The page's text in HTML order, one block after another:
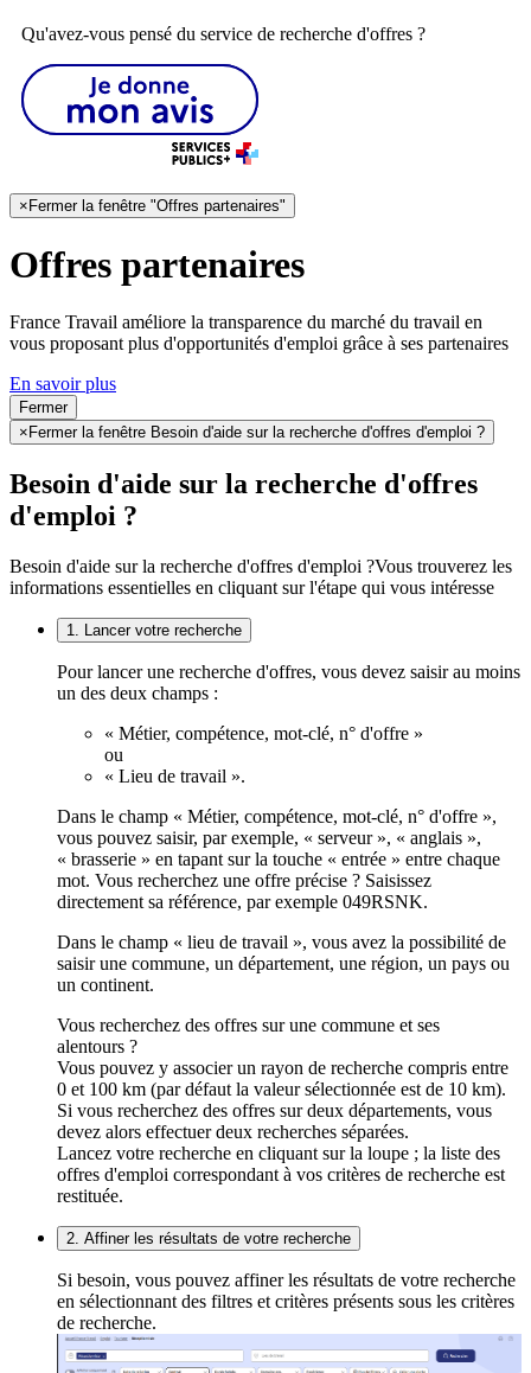
Qu'avez-vous pensé du service de recherche d'offres ?
×Fermer la fenêtre "Offres partenaires"
Offres partenaires
France Travail améliore la transparence du marché du travail en
vous proposant plus d'opportunités d'emploi grâce à ses partenaires
En savoir plus
Fermer
× Fermer la fenêtre Besoin d'aide sur la recherche d'offres d'emploi ?
Besoin d'aide sur la recherche d'offres
d'emploi ?
Besoin d'aide sur la recherche d'offres d'emploi ?Vous trouverez les
informations essentielles en cliquant sur l'étape qui vous intéresse
1. Lancer votre recherche
Pour lancer une recherche d'offres, vous devez saisir au moins
un des deux champs :
« Métier, compétence, mot-clé, n° d'offre »
ou
« Lieu de travail ».
Dans le champ « Métier, compétence, mot-clé, n° d'offre »,
vous pouvez saisir, par exemple, « serveur », « anglais »,
« brasserie » en tapant sur la touche « entrée » entre chaque
mot. Vous recherchez une offre précise ? Saisissez
directement sa référence, par exemple 049RSNK.
Dans le champ « lieu de travail », vous avez la possibilité de
saisir une commune, un département, une région, un pays ou
un continent.
Vous recherchez des offres sur une commune et ses
alentours ?
Vous pouvez y associer un rayon de recherche compris entre
0 et 100 km (par défaut la valeur sélectionnée est de 10 km).
Si vous recherchez des offres sur deux départements, vous
devez alors effectuer deux recherches séparées.
Lancez votre recherche en cliquant sur la loupe ; la liste des
offres d'emploi correspondant à vos critères de recherche est
restituée.
2. Affiner les résultats de votre recherche
Si besoin, vous pouvez affiner les résultats de votre recherche
en sélectionnant des filtres et critères présents sous les critères
de recherche.